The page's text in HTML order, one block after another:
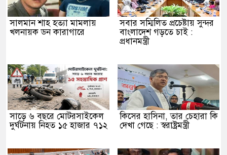
সালমান শাহ হত্যা মামলায়
খলনায়ক ডন কারাগারে
সবার সম্মিলিত প্রচেষ্টায় সুন্দর
বাংলাদেশ গড়তে চাই :
প্রধানমন্ত্রী
সাড়ে ৬ বছরে মোটরসাইকেল
দুর্ঘটনায় নিহত ১৫ হাজার ৭১২
কিসের হাসিনা, তার চেহারা কি
দেখা গেছে : স্বরাষ্ট্রমন্ত্রী